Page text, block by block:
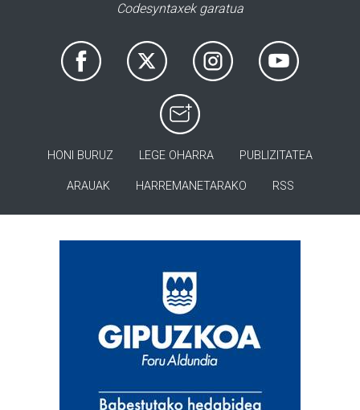
Codesyntaxek garatua
HONI BURUZ LEGE OHARRA PUBLIZITATEA
ARAUAK HARREMANETARAKO RSS